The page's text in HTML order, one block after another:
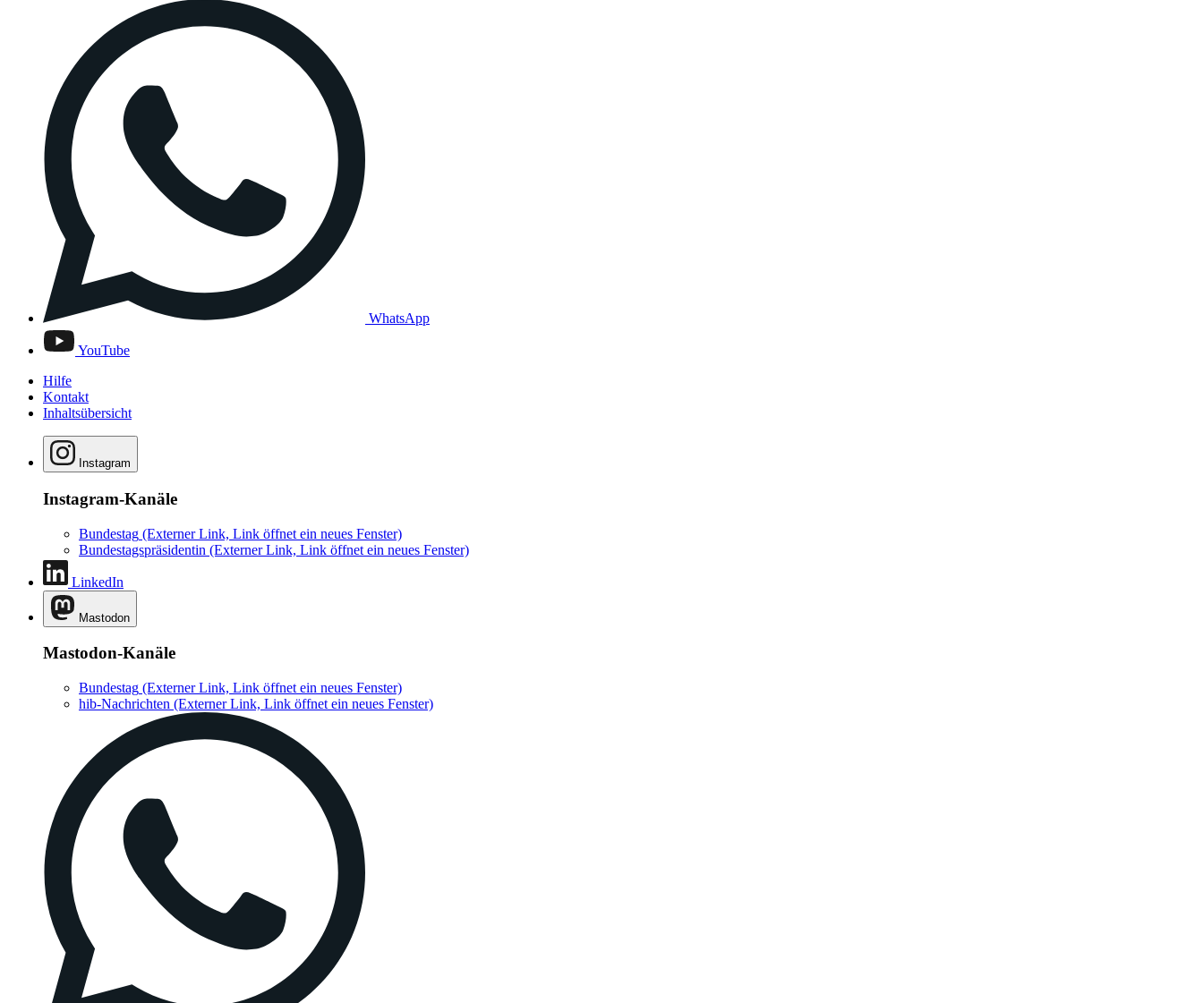
WhatsApp
YouTube
Hilfe
Kontakt
Inhaltsübersicht
Instagram
Instagram-Kanäle
Bundestag (Externer Link, Link öffnet ein neues Fenster)
Bundestagspräsidentin (Externer Link, Link öffnet ein neues Fenster)
LinkedIn
Mastodon
Mastodon-Kanäle
Bundestag (Externer Link, Link öffnet ein neues Fenster)
hib-Nachrichten (Externer Link, Link öffnet ein neues Fenster)